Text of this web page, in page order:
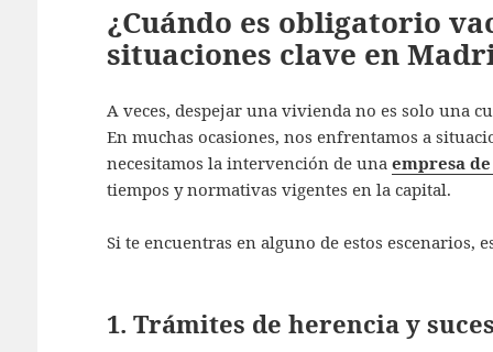
¿Cuándo es obligatorio
situaciones clave en
A veces, despejar una vivienda no es solo una
En muchas ocasiones, nos enfrentamos a
necesitamos la intervención de una empresa
tiempos y normativas vigentes en la capital.
Si te encuentras en alguno de estos escenarios,
1. Trámites de herencia y